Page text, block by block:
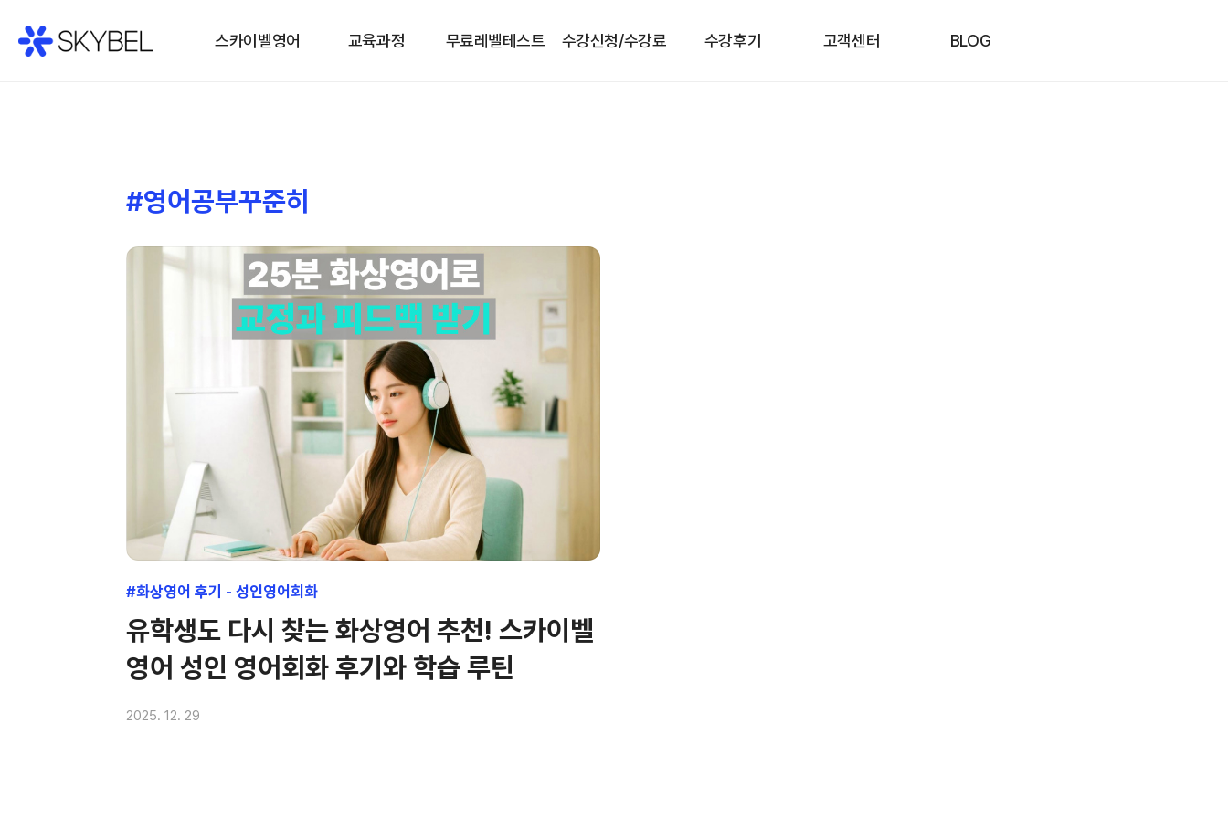
스카이벨영어 교육과정 무료레벨테스트 수강신청/수강료 수강후기 고객센터 BLOG
#영어공부꾸준히
#화상영어 후기 - 성인영어회화
유학생도 다시 찾는 화상영어 추천! 스카이벨
영어 성인 영어회화 후기와 학습 루틴
2025. 12. 29